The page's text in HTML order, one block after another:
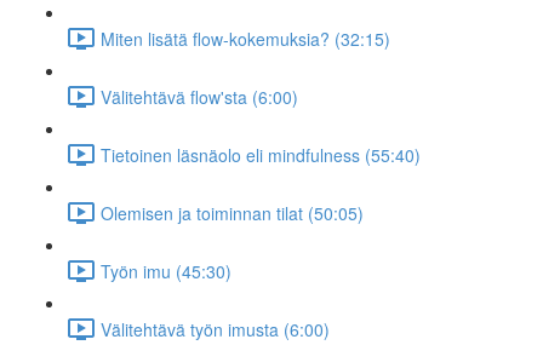
Miten lisätä flow-kokemuksia? (32:15)
Välitehtävä flow'sta (6:00)
Tietoinen läsnäolo eli mindfulness (55:40)
Olemisen ja toiminnan tilat (50:05)
Työn imu (45:30)
Välitehtävä työn imusta (6:00)